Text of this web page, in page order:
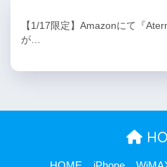
【1/17限定】Amazonにて『
が…